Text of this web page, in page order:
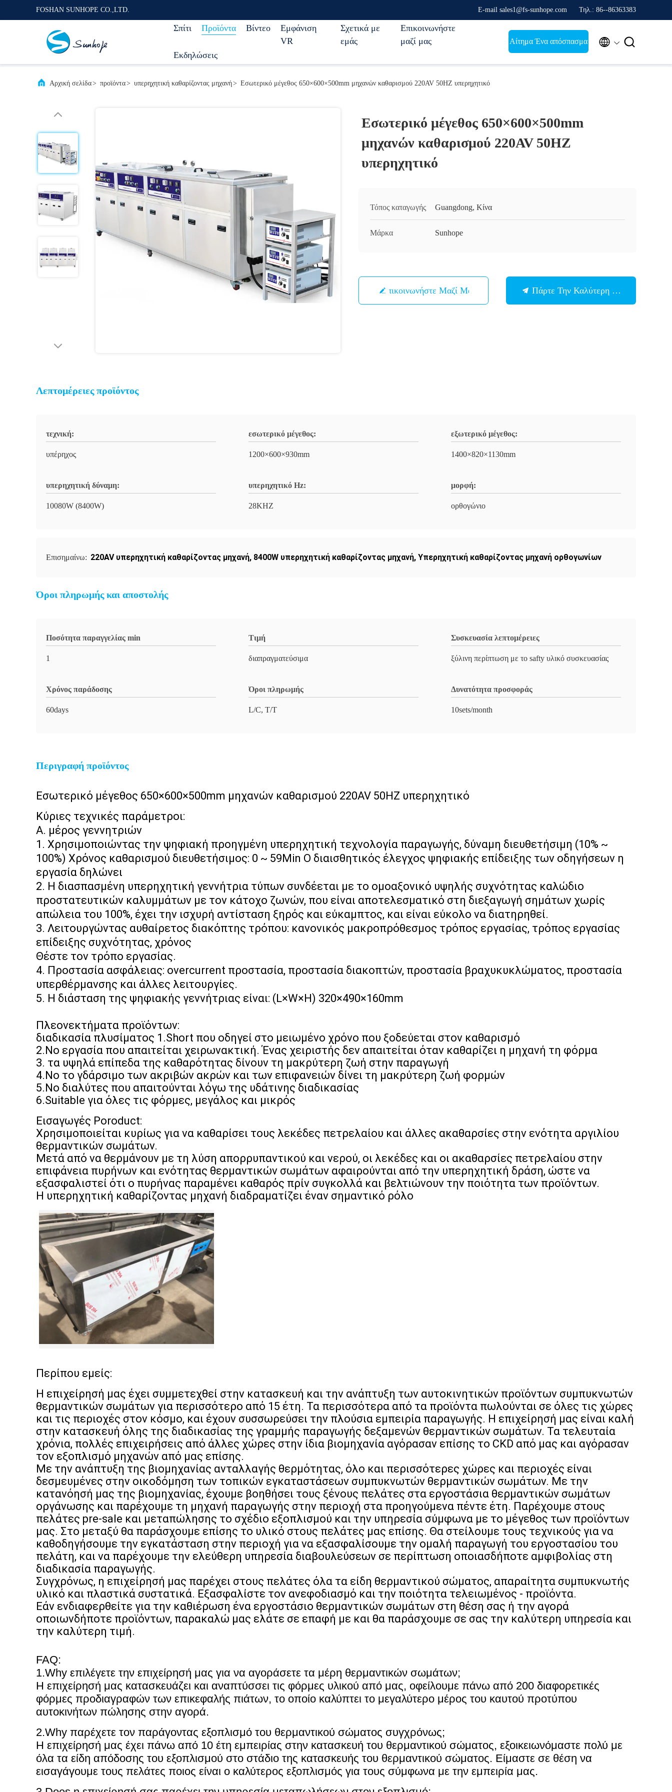
FOSHAN SUNHOPE CO.,LTD. E-mail sales1@fs-sunhope.com Τηλ.: 86--86363383
Σπίτι Προϊόντα Βίντεο
Εμφάνιση
VR
Σχετικά με
εμάς
Επικοινωνήστε
μαζί μας
Εκδηλώσεις
Αίτημα Ένα απόσπασμα  
Αρχική σελίδα> προϊόντα> υπερηχητική καθαρίζοντας μηχανή> Εσωτερικό μέγεθος 650×600×500mm μηχανών καθαρισμού 220AV 50HZ υπερηχητικό
Εσωτερικό μέγεθος 650×600×500mm
μηχανών καθαρισμού 220AV 50HZ
υπερηχητικό
Τόπος καταγωγής Guangdong, Κίνα
Μάρκα Sunhope
Επικοινωνήστε Μαζί Μας Πάρτε Την Καλύτερη Τιμή
Λεπτομέρειες προϊόντος
τεχνική:
υπέρηχος
εσωτερικό μέγεθος:
1200×600×930mm
εξωτερικό μέγεθος:
1400×820×1130mm
υπερηχητική δύναμη:
10080W (8400W)
υπερηχητικό Hz:
28KHZ
μορφή:
ορθογώνιο
Επισημαίνω: 220AV υπερηχητική καθαρίζοντας μηχανή, 8400W υπερηχητική καθαρίζοντας μηχανή, Υπερηχητική καθαρίζοντας μηχανή ορθογωνίων
Όροι πληρωμής και αποστολής
Ποσότητα παραγγελίας min
1
Τιμή
διαπραγματεύσιμα
Συσκευασία λεπτομέρειες
ξύλινη περίπτωση με το safty υλικό συσκευασίας
Χρόνος παράδοσης
60days
Όροι πληρωμής
L/C, T/T
Δυνατότητα προσφοράς
10sets/month
Περιγραφή προϊόντος
Εσωτερικό μέγεθος 650×600×500mm μηχανών καθαρισμού 220AV 50HZ υπερηχητικό
Κύριες τεχνικές παράμετροι:
Α. μέρος γεννητριών
1. Χρησιμοποιώντας την ψηφιακή προηγμένη υπερηχητική τεχνολογία παραγωγής, δύναμη διευθετήσιμη (10% ~
100%) Χρόνος καθαρισμού διευθετήσιμος: 0 ~ 59Min Ο διαισθητικός έλεγχος ψηφιακής επίδειξης των οδηγήσεων η
εργασία δηλώνει
2. Η διασπασμένη υπερηχητική γεννήτρια τύπων συνδέεται με το ομοαξονικό υψηλής συχνότητας καλώδιο
προστατευτικών καλυμμάτων με τον κάτοχο ζωνών, που είναι αποτελεσματικό στη διεξαγωγή σημάτων χωρίς
απώλεια του 100%, έχει την ισχυρή αντίσταση ξηρός και εύκαμπτος, και είναι εύκολο να διατηρηθεί.
3. Λειτουργώντας αυθαίρετος διακόπτης τρόπου: κανονικός μακροπρόθεσμος τρόπος εργασίας, τρόπος εργασίας
επίδειξης συχνότητας, χρόνος
Θέστε τον τρόπο εργασίας.
4. Προστασία ασφάλειας: overcurrent προστασία, προστασία διακοπτών, προστασία βραχυκυκλώματος, προστασία
υπερθέρμανσης και άλλες λειτουργίες.
5. Η διάσταση της ψηφιακής γεννήτριας είναι: (L×W×H) 320×490×160mm
Πλεονεκτήματα προϊόντων:
διαδικασία πλυσίματος 1.Short που οδηγεί στο μειωμένο χρόνο που ξοδεύεται στον καθαρισμό
2.No εργασία που απαιτείται χειρωνακτική. Ένας χειριστής δεν απαιτείται όταν καθαρίζει η μηχανή τη φόρμα
3. τα υψηλά επίπεδα της καθαρότητας δίνουν τη μακρύτερη ζωή στην παραγωγή
4.No το γδάρσιμο των ακριβών ακρών και των επιφανειών δίνει τη μακρύτερη ζωή φορμών
5.No διαλύτες που απαιτούνται λόγω της υδάτινης διαδικασίας
6.Suitable για όλες τις φόρμες, μεγάλος και μικρός
Εισαγωγές Poroduct:
Χρησιμοποιείται κυρίως για να καθαρίσει τους λεκέδες πετρελαίου και άλλες ακαθαρσίες στην ενότητα αργιλίου
θερμαντικών σωμάτων.
Μετά από να θερμάνουν με τη λύση απορρυπαντικού και νερού, οι λεκέδες και οι ακαθαρσίες πετρελαίου στην
επιφάνεια πυρήνων και ενότητας θερμαντικών σωμάτων αφαιρούνται από την υπερηχητική δράση, ώστε να
εξασφαλιστεί ότι ο πυρήνας παραμένει καθαρός πρίν συγκολλά και βελτιώνουν την ποιότητα των προϊόντων.
Η υπερηχητική καθαρίζοντας μηχανή διαδραματίζει έναν σημαντικό ρόλο
Περίπου εμείς:
Η επιχείρησή μας έχει συμμετεχθεί στην κατασκευή και την ανάπτυξη των αυτοκινητικών προϊόντων συμπυκνωτών
θερμαντικών σωμάτων για περισσότερο από 15 έτη. Τα περισσότερα από τα προϊόντα πωλούνται σε όλες τις χώρες
και τις περιοχές στον κόσμο, και έχουν συσσωρεύσει την πλούσια εμπειρία παραγωγής. Η επιχείρησή μας είναι καλή
στην κατασκευή όλης της διαδικασίας της γραμμής παραγωγής δεξαμενών θερμαντικών σωμάτων. Τα τελευταία
χρόνια, πολλές επιχειρήσεις από άλλες χώρες στην ίδια βιομηχανία αγόρασαν επίσης το CKD από μας και αγόρασαν
τον εξοπλισμό μηχανών από μας επίσης.
Με την ανάπτυξη της βιομηχανίας ανταλλαγής θερμότητας, όλο και περισσότερες χώρες και περιοχές είναι
δεσμευμένες στην οικοδόμηση των τοπικών εγκαταστάσεων συμπυκνωτών θερμαντικών σωμάτων. Με την
κατανόησή μας της βιομηχανίας, έχουμε βοηθήσει τους ξένους πελάτες στα εργοστάσια θερμαντικών σωμάτων
οργάνωσης και παρέχουμε τη μηχανή παραγωγής στην περιοχή στα προηγούμενα πέντε έτη. Παρέχουμε στους
πελάτες pre-sale και μεταπώλησης το σχέδιο εξοπλισμού και την υπηρεσία σύμφωνα με το μέγεθος των προϊόντων
μας. Στο μεταξύ θα παράσχουμε επίσης το υλικό στους πελάτες μας επίσης. Θα στείλουμε τους τεχνικούς για να
καθοδηγήσουμε την εγκατάσταση στην περιοχή για να εξασφαλίσουμε την ομαλή παραγωγή του εργοστασίου του
πελάτη, και να παρέχουμε την ελεύθερη υπηρεσία διαβουλεύσεων σε περίπτωση οποιασδήποτε αμφιβολίας στη
διαδικασία παραγωγής.
Συγχρόνως, η επιχείρησή μας παρέχει στους πελάτες όλα τα είδη θερμαντικού σώματος, απαραίτητα συμπυκνωτής
υλικό και πλαστικά συστατικά. Εξασφαλίστε τον ανεφοδιασμό και την ποιότητα τελειωμένος - προϊόντα.
Εάν ενδιαφερθείτε για την καθιέρωση ένα εργοστάσιο θερμαντικών σωμάτων στη θέση σας ή την αγορά
οποιωνδήποτε προϊόντων, παρακαλώ μας ελάτε σε επαφή με και θα παράσχουμε σε σας την καλύτερη υπηρεσία και
την καλύτερη τιμή.
FAQ:
1.Why επιλέγετε την επιχείρησή μας για να αγοράσετε τα μέρη θερμαντικών σωμάτων;
Η επιχείρησή μας κατασκευάζει και αναπτύσσει τις φόρμες υλικού από μας, οφείλουμε πάνω από 200 διαφορετικές
φόρμες προδιαγραφών των επικεφαλής πιάτων, το οποίο καλύπτει το μεγαλύτερο μέρος του καυτού προτύπου
αυτοκινήτων πώλησης στην αγορά.
2.Why παρέχετε τον παράγοντας εξοπλισμό του θερμαντικού σώματος συγχρόνως;
Η επιχείρησή μας έχει πάνω από 10 έτη εμπειρίας στην κατασκευή του θερμαντικού σώματος, εξοικειωνόμαστε πολύ με
όλα τα είδη απόδοσης του εξοπλισμού στο στάδιο της κατασκευής του θερμαντικού σώματος. Είμαστε σε θέση να
εισαγάγουμε τους πελάτες ποιος είναι ο καλύτερος εξοπλισμός για τους σύμφωνα με την εμπειρία μας.